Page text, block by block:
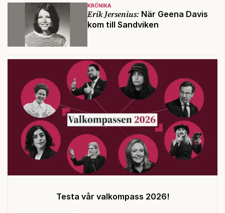
KRÖNIKA
Erik Jersenius: När Geena Davis
kom till Sandviken
Testa vår valkompass 2026!